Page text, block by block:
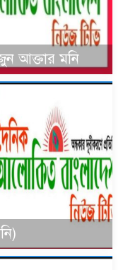
আক্তার মনি